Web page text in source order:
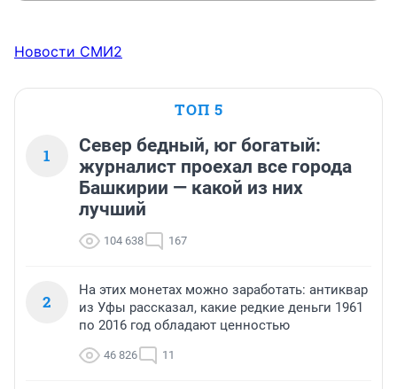
Новости СМИ2
ТОП 5
1
Север бедный, юг богатый:
журналист проехал все города
Башкирии — какой из них
лучший
104 638 167
2
На этих монетах можно заработать: антиквар
из Уфы рассказал, какие редкие деньги 1961
по 2016 год обладают ценностью
46 826 11